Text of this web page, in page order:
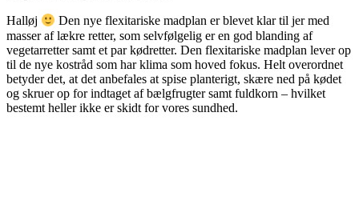
Halløj
Den nye flexitariske madplan er blevet klar til jer med
masser af lækre retter, som selvfølgelig er en god blanding af
vegetarretter samt et par kødretter. Den flexitariske madplan lever op
til de nye kostråd som har klima som hoved fokus. Helt overordnet
betyder det, at det anbefales at spise planterigt, skære ned på kødet
og skruer op for indtaget af bælgfrugter samt fuldkorn – hvilket
bestemt heller ikke er skidt for vores sundhed.